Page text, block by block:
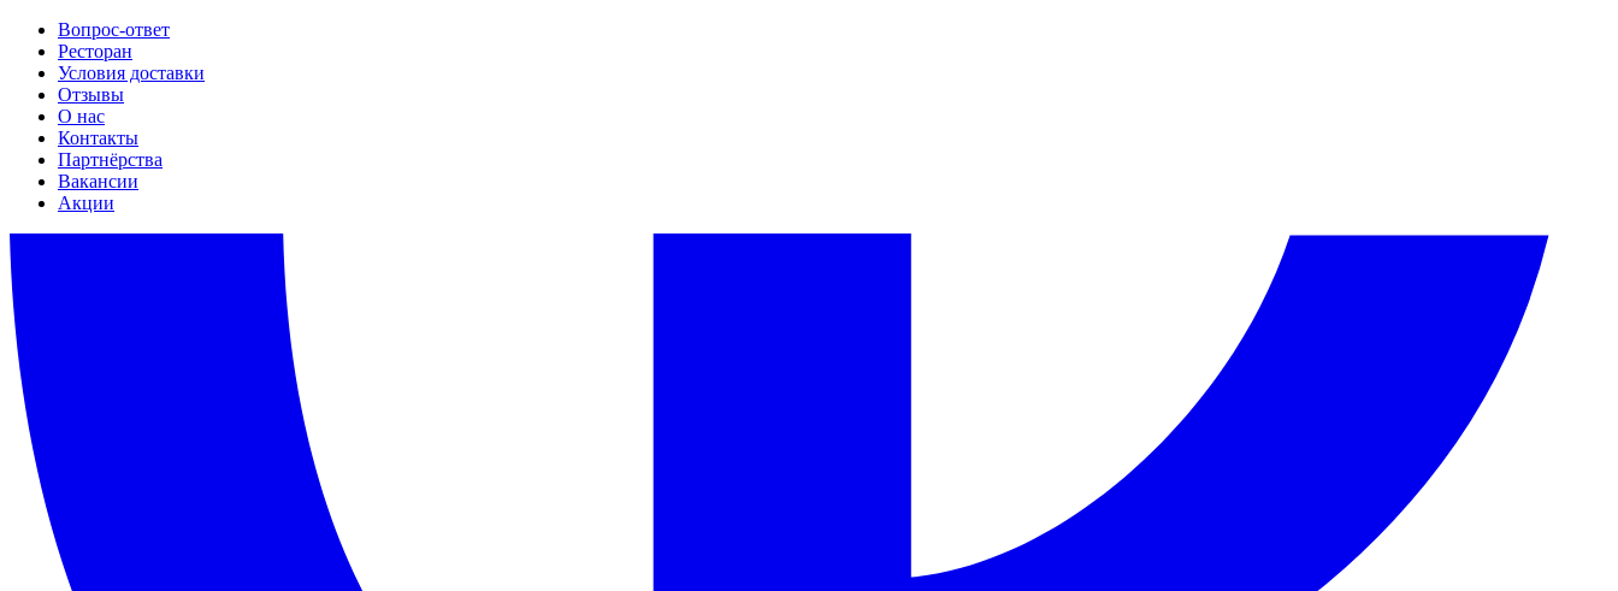
Вопрос-ответ
Ресторан
Условия доставки
Отзывы
О нас
Контакты
Партнёрства
Вакансии
Акции